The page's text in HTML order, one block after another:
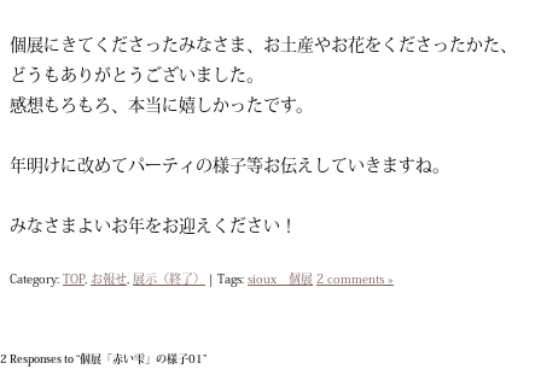
個展にきてくださったみなさま、お土産やお花をくださったかた、
どうもありがとうございました。
感想もろもろ、本当に嬉しかったです。
年明けに改めてパーティの様子等お伝えしていきますね。
みなさまよいお年をお迎えください！
Category: TOP, お報せ, 展示（終了） | Tags: sioux 個展 2 comments »
2 Responses to “個展「赤い雫」の様子01”